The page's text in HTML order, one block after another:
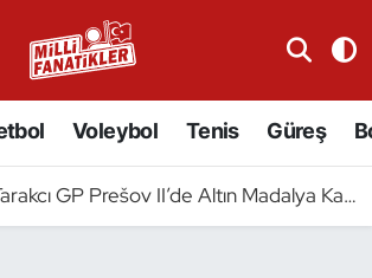
Voleybol Tenis Güreş
GP Prešov II’de Altın Madalya Kazandı